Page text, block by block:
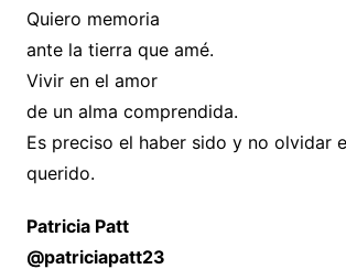
Quiero memoria
ante la tierra que amé.
Vivir en el amor
de un alma comprendida.
Es preciso el haber sido y no olvidar
querido.
Patricia Patt
@patriciapatt23